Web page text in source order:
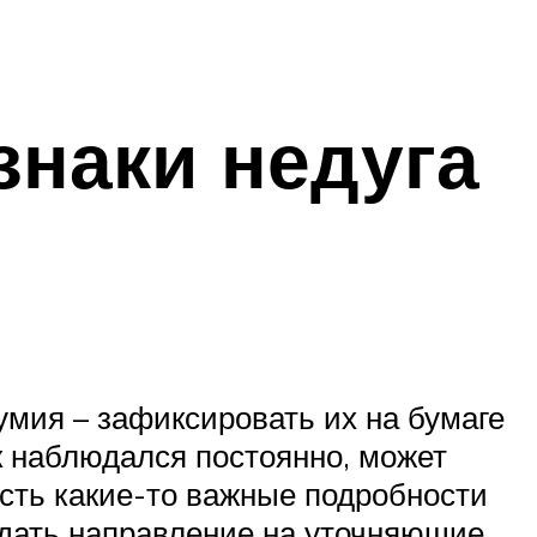
недуга
– зафиксировать их на бумаге
наблюдался постоянно, может
какие-то важные подробности